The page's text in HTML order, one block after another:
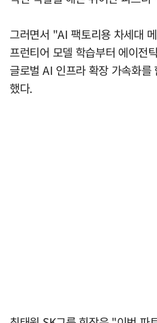
그러면서 "AI 팩토리용 차세대
프런티어 모델 학습부터 에이전
글로벌 AI 인프라 확장 가속화
했다.